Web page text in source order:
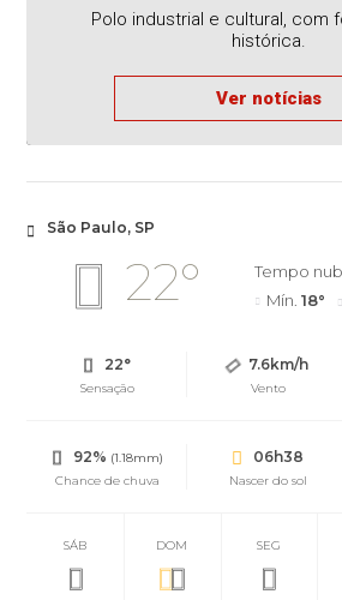
Polo industrial e cultural, com
histórica.
Ver notícias
São Paulo, SP
22°
Tempo
Mín. 18°
22°
Sensação
7.6km/h
Vento
92% (1.18mm)
Chance de chuva
06h38
Nascer do sol
SÁB DOM SEG